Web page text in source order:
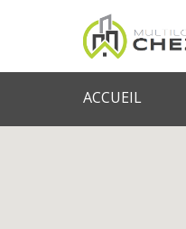
ACCUEIL